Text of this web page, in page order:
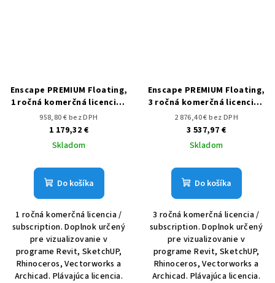
Enscape PREMIUM Floating,
1 ročná komerčná licencia /
subscription
958,80 € bez DPH
1 179,32 €
Skladom
Do košíka
1 ročná komerčná licencia /
subscription. Doplnok určený
pre vizualizovanie v
programe Revit, SketchUP,
Rhinoceros, Vectorworks a
Archicad. Plávajúca licencia.
Enscape PREMIUM Floating,
3 ročná komerčná licencia /
subscription
2 876,40 € bez DPH
3 537,97 €
Skladom
Do košíka
3 ročná komerčná licencia /
subscription. Doplnok určený
pre vizualizovanie v
programe Revit, SketchUP,
Rhinoceros, Vectorworks a
Archicad. Plávajúca licencia.